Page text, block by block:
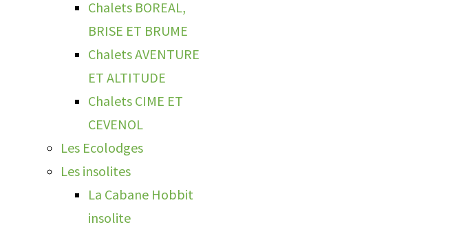
Chalets BOREAL,
BRISE ET BRUME
Chalets AVENTURE
ET ALTITUDE
Chalets CIME ET
CEVENOL
Les Ecolodges
Les insolites
La Cabane Hobbit
insolite